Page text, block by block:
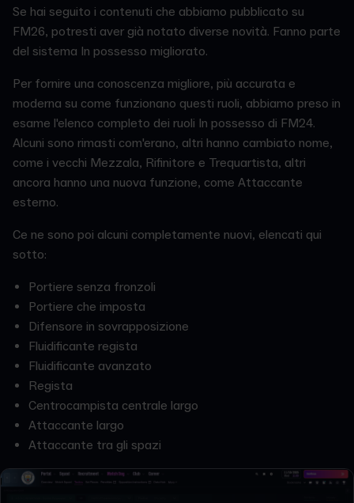
Se hai seguito i contenuti che abbiamo pubblicato su
FM26, potresti aver già notato diverse novità. Fanno parte
del sistema In possesso migliorato.
Per fornire una conoscenza migliore, più accurata e
moderna su come funzionano questi ruoli, abbiamo preso in
esame l'elenco completo dei ruoli In possesso di FM24.
Alcuni sono rimasti com'erano, altri hanno cambiato nome,
come i vecchi Mezzala, Rifinitore e Trequartista, altri
ancora hanno una nuova funzione, come Attaccante
esterno.
Ce ne sono poi alcuni completamente nuovi, elencati qui
sotto:
Portiere senza fronzoli
Portiere che imposta
Difensore in sovrapposizione
Fluidificante regista
Fluidificante avanzato
Regista
Centrocampista centrale largo
Attaccante largo
Attaccante tra gli spazi